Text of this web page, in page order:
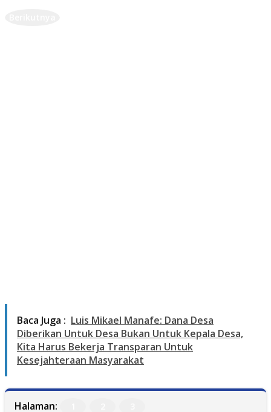
Baca Juga : Luis Mikael Manafe: Dana Desa
Diberikan Untuk Desa Bukan Untuk Kepala Desa,
Kita Harus Bekerja Transparan Untuk
Kesejahteraan Masyarakat
Halaman: